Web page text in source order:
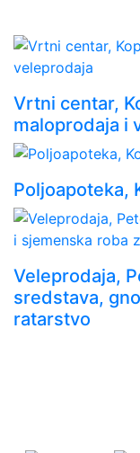
Vrtni centar,
maloprodaja i
Poljoapoteka,
Veleprodaja,
sredstava,
ratarstvo